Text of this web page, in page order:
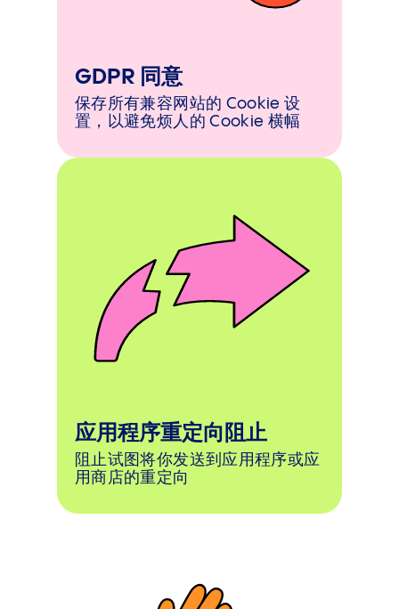
GDPR 同意
保存所有兼容网站的 Cookie 设
置，以避免烦人的 Cookie 横幅
应用程序重定向阻止
阻止试图将你发送到应用程序或应
用商店的重定向